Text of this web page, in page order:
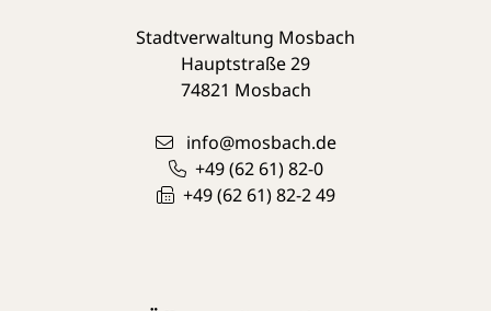
Stadtverwaltung Mosbach
Hauptstraße 29
74821 Mosbach
info@mosbach.de
+49 (62 61) 82-0
+49 (62 61) 82-2 49